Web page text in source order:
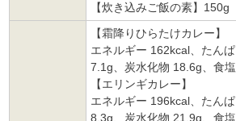
【炊き込みご飯の素】150g
【霜降りひらたけカレー】
エネルギー 162kcal、たん
7.1g、炭水化物 18.6g、食
【エリンギカレー】
エネルギー 196kcal、たん
8.3g、炭水化物 21.9g、食